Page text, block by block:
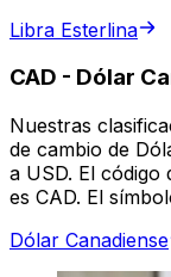
Libra Esterlina
CAD - Dólar
Nuestras
de cambio de
a USD. El código
es CAD. El
Dólar Canadiense